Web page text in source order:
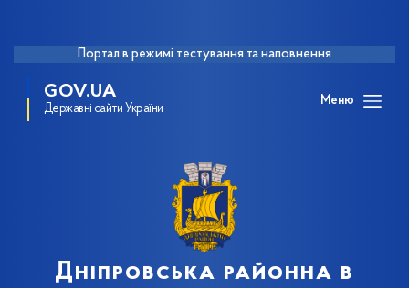
Портал в режимі тестування та наповнення
GOV.UA
Державні сайти України
Меню
Дніпровська районна в